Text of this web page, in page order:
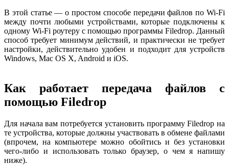
В этой статье — о простом способе передачи файлов по Wi-Fi
между почти любыми устройствами, которые подключены к
одному Wi-Fi роутеру с помощью программы Filedrop. Данный
способ требует минимум действий, и практически не требует
настройки, действительно удобен и подходит для устройств
Windows, Mac OS X, Android и iOS.
Как работает передача файлов с
помощью Filedrop
Для начала вам потребуется установить программу Filedrop на
те устройства, которые должны участвовать в обмене файлами
(впрочем, на компьютере можно обойтись и без установки
чего-либо и использовать только браузер, о чем я напишу
ниже).